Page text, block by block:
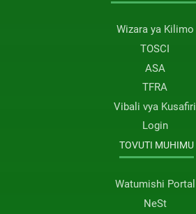
Wizara ya Kilimo
TOSCI
ASA
TFRA
Vibali vya Kusafiri
Login
TOVUTI MUHIMU
Watumishi Portal
NeSt